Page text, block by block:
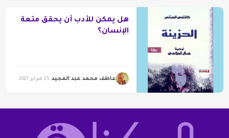
هل يمكن للأدب أن يحقق متعة
الإنسان؟
عاطف محمد عبد المجيد 25 فبراير 2021